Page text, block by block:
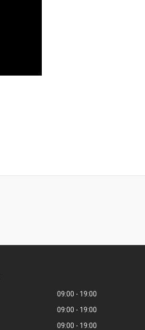
09:00
19:00
09:00
19:00
09:00
19:00